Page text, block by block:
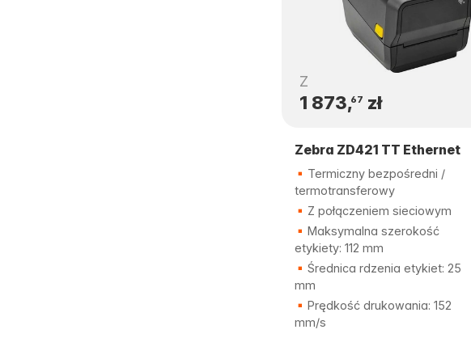
Z
1 873,67 zł
Zebra ZD421 TT Ethernet
Termiczny bezpośredni /
termotransferowy
Z połączeniem sieciowym
Maksymalna szerokość
etykiety: 112 mm
Średnica rdzenia etykiet: 25
mm
Prędkość drukowania: 152
mm/s